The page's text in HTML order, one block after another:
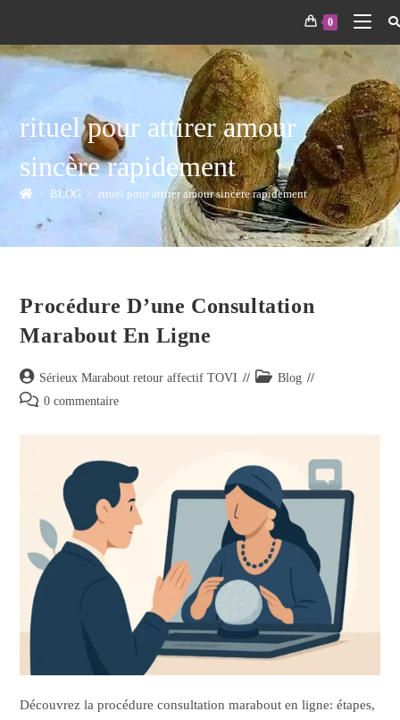
0
rituel pour attirer amour
sincère rapidement
> BLOG > rituel pour attirer amour sincère rapidement
Procédure D’une Consultation
Marabout En Ligne
Sérieux Marabout retour affectif TOVI
Blog
0 commentaire
Découvrez la procédure consultation marabout en ligne: étapes,